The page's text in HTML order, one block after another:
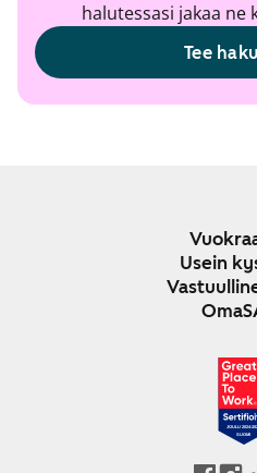
halutessasi jakaa ne
Tee
Usein
JOULU 2024-
SUOMI